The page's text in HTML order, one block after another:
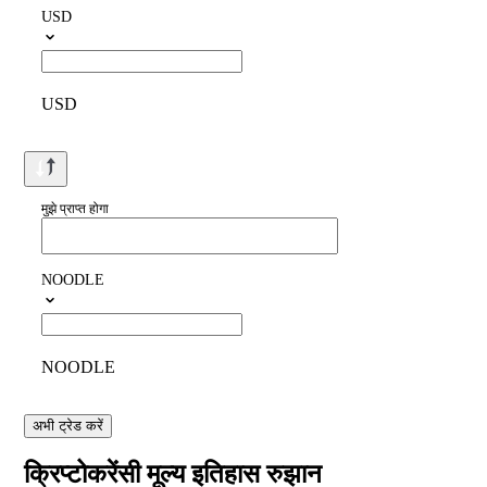
USD
USD
मुझे प्राप्त होगा
NOODLE
NOODLE
अभी ट्रेड करें
क्रिप्टोकरेंसी मूल्य इतिहास रुझान